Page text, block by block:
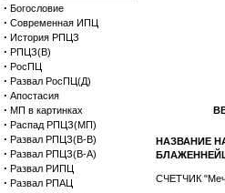
· Богословие
· Современная ИПЦ
· История РПЦЗ
· РПЦЗ(В)
· РосПЦ
· Развал РосПЦ(Д)
· Апостасия
· МП в картинках
· Распад РПЦЗ(МП)
· Развал РПЦЗ(В-В)
· Развал РПЦЗ(В-А)
· Развал РИПЦ
· Развал РПАЦ
НАЗВАНИЕ
СЧЕТЧИК